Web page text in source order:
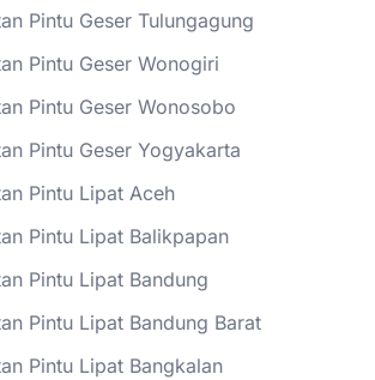
Pintu Geser Tulungagung
Pintu Geser Wonogiri
Pintu Geser Wonosobo
Pintu Geser Yogyakarta
Pintu Lipat Aceh
Pintu Lipat Balikpapan
Pintu Lipat Bandung
Pintu Lipat Bandung Barat
Pintu Lipat Bangkalan